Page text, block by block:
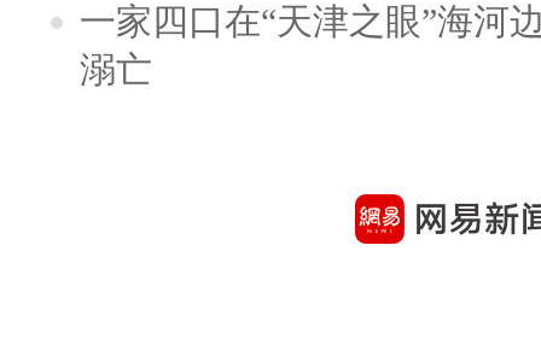
一家四口在“天津之眼”海河
溺亡